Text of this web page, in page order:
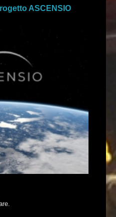
ASCENSIO